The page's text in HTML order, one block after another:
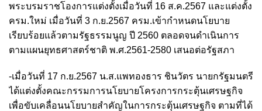
พระบรมราชโองการแต่งตั้งเมื่อวันที่ 16 ส.ค.2567 และแต่งตั้ง
ครม.ใหม่ เมื่อวันที่ 3 ก.ย.2567 ครม.เข้ากำหนดนโยบาย
เรียบร้อยแล้วตามรัฐธรรมนูญ ปี 2560 ตลอดจนดำเนินการ
ตามแผนยุทธศาสตร์ชาติ พ.ศ.2561-2580 เสนอต่อรัฐสภา
-เมื่อวันที่ 17 ก.ย.2567 น.ส.แพทองธาร ชินวัตร นายกรัฐมนตรี
ได้แต่งตั้งคณะกรรมการนโยบายโครงการกระตุ้นเศรษฐกิจ
เพื่อขับเคลื่อนนโยบายสำคัญในการกระตุ้นเศรษฐกิจ ตามที่ได้